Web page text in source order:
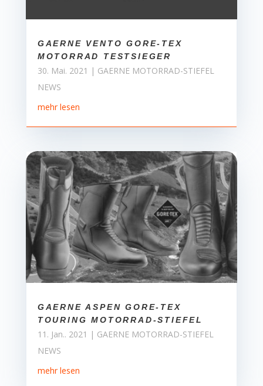
GAERNE VENTO GORE-TEX
MOTORRAD TESTSIEGER
30. Mai. 2021 | GAERNE MOTORRAD-STIEFEL
NEWS
mehr lesen
GAERNE ASPEN GORE-TEX
TOURING MOTORRAD-STIEFEL
11. Jan.. 2021 | GAERNE MOTORRAD-STIEFEL
NEWS
mehr lesen